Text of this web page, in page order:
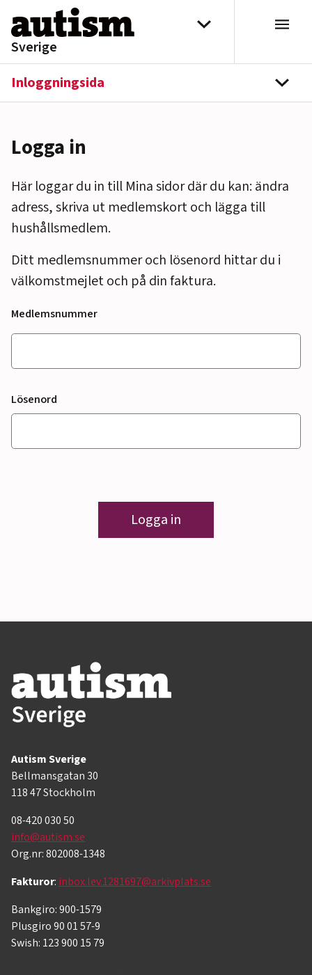
Hoppa till innehåll
Sverige
Välj distrikt
Inloggningsida
Logga in
Här loggar du in till Mina sidor där du kan: ändra
adress, skriva ut medlemskort och lägga till
hushållsmedlem.
Ditt medlemsnummer och lösenord hittar du i
välkomstmejlet och på din faktura.
Medlemsnummer
Lösenord
Logga in
Autism Sverige
Bellmansgatan 30
118 47 Stockholm
08-420 030 50
info@autism.se
Org.nr: 802008-1348
Fakturor: inbox.lev.1281697@arkivplats.se
Bankgiro: 900-1579
Plusgiro 90 01 57-9
Swish: 123 900 15 79